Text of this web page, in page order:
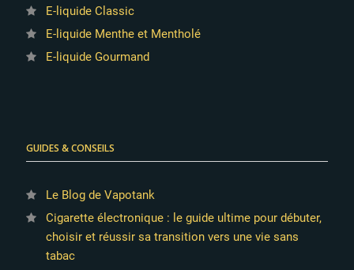
E-liquide Classic
E-liquide Menthe et Mentholé
E-liquide Gourmand
GUIDES & CONSEILS
Le Blog de Vapotank
Cigarette électronique : le guide ultime pour débuter,
choisir et réussir sa transition vers une vie sans
tabac